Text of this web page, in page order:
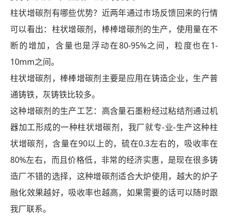
柱状增碳剂有哪些优势？近两年通过市场反馈回来的行情
可以看出：柱状增碳剂，棒棒增碳剂的生产，使用量在不
断的增加，含量也是浮动在80-95%之间，粒度也在1-
10mm之间。
柱状增碳剂，棒棒增碳剂主要是应用在铸造企业，生产普
通铸铁，灰铸铁比较多。
这种增碳剂的生产工艺：高含量石墨粉经过粘结剂通过机
器加工形成的一种柱状增碳剂，我厂就专-业-生产这种柱
状增碳剂，含量在90以上的，硫在0.3左右的，吸收率在
80%左右，而且价格低，非常的经济实惠，是现在很多铸
造厂不错的选择，这种增碳剂适合大炉使用，越大的炉子
融化效果越好，吸收率也越高，如果需要的话可以随时跟
我厂联系。